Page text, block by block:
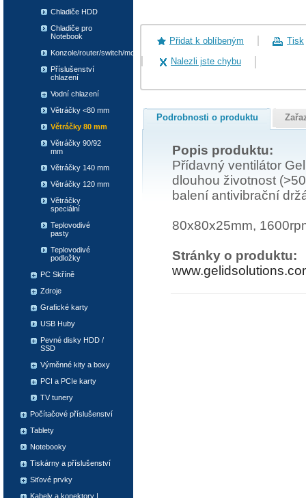
Přidat k oblíbeným
Tisk
Nalezli jste chybu
Podrobnosti o produktu
Popis produktu:
Přídavný ventilátor
dlouhou životnost
balení antivibrační
80x80x25mm,
Stránky o produktu:
Chladiče HDD
Chladiče pro
Notebook
Konzole/router/switch/modem
Příslušenství
chlazení
Vodní chlazení
Větráčky <80 mm
Větráčky 80 mm
Větráčky 90/92
mm
Větráčky 140 mm
Větráčky 120 mm
Větráčky
speciální
Teplovodivé
pasty
Teplovodivé
podložky
PC Skříně
Zdroje
Grafické karty
USB Huby
Pevné disky HDD /
SSD
Výměnné kity a boxy
PCI a PCIe karty
TV tunery
Počítačové příslušenství
Tablety
Notebooky
Tiskárny a příslušenství
Siťové prvky
Kabely a konektory |